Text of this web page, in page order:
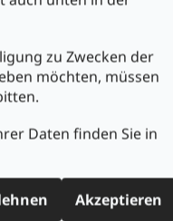
zu Zwecken der
möchten, müssen
Daten finden Sie in
Akzeptieren
ein
leicht
einem
lässt
die
der